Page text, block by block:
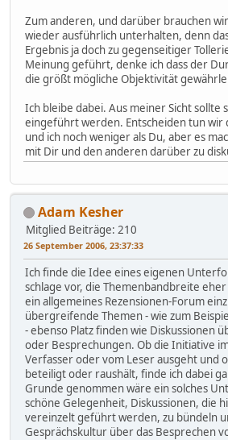
Zum anderen, und darüber brauchen
wieder ausführlich unterhalten, denn
Ergebnis ja doch zu gegenseitiger
Meinung geführt, denke ich dass der
die größt mögliche Objektivität
Ich bleibe dabei. Aus meiner Sicht sollte
eingeführt werden. Entscheiden tun wir
und ich noch weniger als Du, aber es
mit Dir und den anderen darüber zu
Adam Kesher
Mitglied Beiträge: 210
26 September 2006, 23:37:33
Ich finde die Idee eines eigenen
schlage vor, die Themenbandbreite
ein allgemeines Rezensionen-Forum
übergreifende Themen - wie zum
- ebenso Platz finden wie Diskussionen
oder Besprechungen. Ob die Initiative
Verfasser oder vom Leser ausgeht und
beteiligt oder raushält, finde ich dabei
Grunde genommen wäre ein solches
schöne Gelegenheit, Diskussionen, die
vereinzelt geführt werden, zu bündeln
Gesprächskultur über das Besprechen